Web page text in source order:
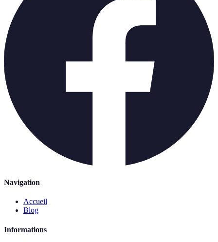
Navigation
Accueil
Blog
Informations